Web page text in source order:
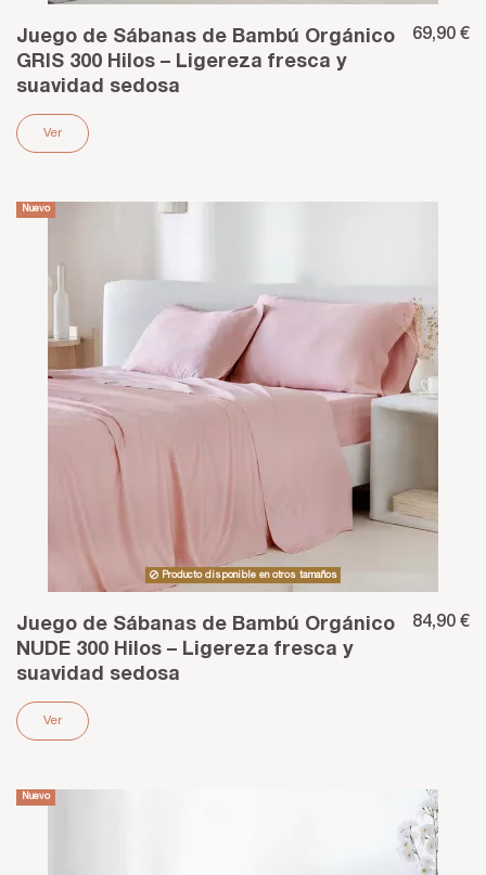
Juego de Sábanas de Bambú Orgánico
GRIS 300 Hilos – Ligereza fresca y
suavidad sedosa
69,90 €
Ver
Nuevo
Producto disponible en otros tamaños
Juego de Sábanas de Bambú Orgánico
NUDE 300 Hilos – Ligereza fresca y
suavidad sedosa
84,90 €
Ver
Nuevo